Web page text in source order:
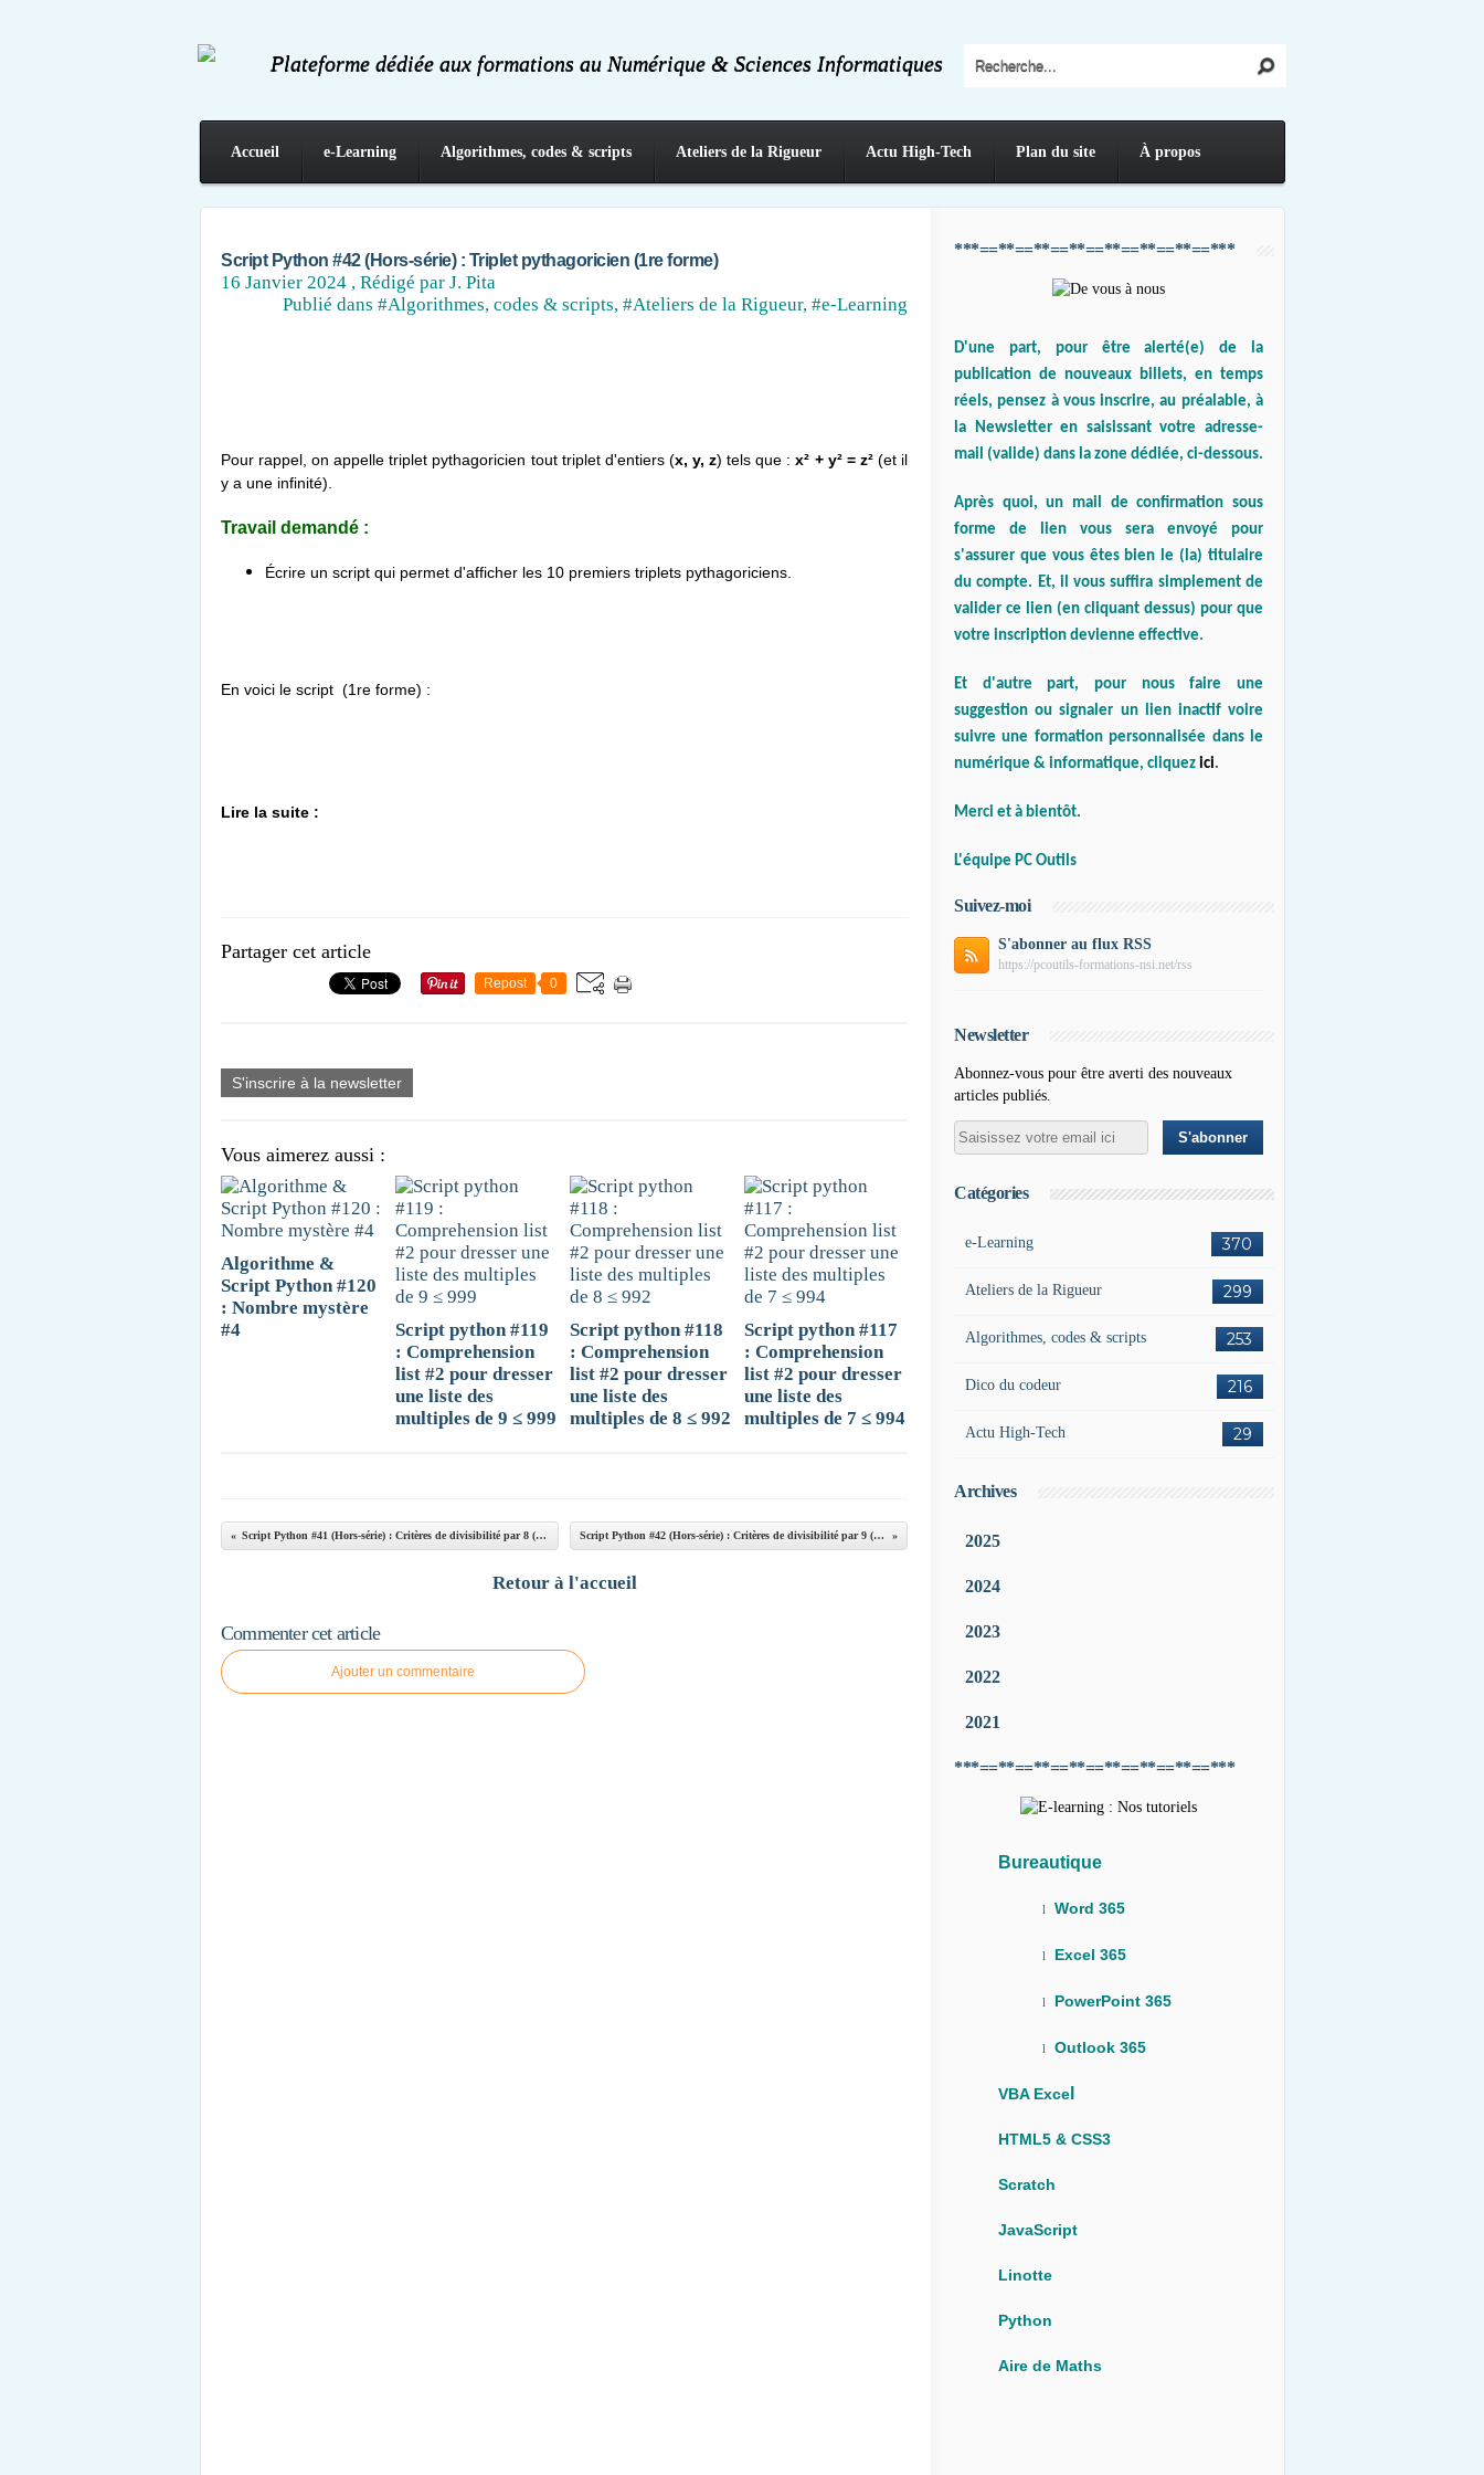
Plateforme dédiée aux formations au Numérique & Sciences Informatiques
Accueil e-Learning Algorithmes, codes & scripts Ateliers de la Rigueur Actu High-Tech Plan du site À propos
Script Python #42 (Hors-série) : Triplet pythagoricien (1re forme)
16 Janvier 2024 , Rédigé par J. Pita
Publié dans #Algorithmes, codes & scripts, #Ateliers de la Rigueur, #e-Learning
Pour rappel, on appelle triplet pythagoricien tout triplet d'entiers (x, y, z) tels que :x² + y² = z² (et il
y a une infinité).
Travail demandé :
Écrire un script qui permet d'afficher les 10 premiers triplets pythagoriciens.
En voici le script (1re forme) :
Lire la suite :
Partager cet article
Repost 0
S'inscrire à la newsletter
Vous aimerez aussi :
Algorithme &
Script Python #120
: Nombre mystère
#4
Script python #119
: Comprehension
list #2 pour dresser
une liste des
multiples de 9 ≤ 999
Script python #118
: Comprehension
list #2 pour dresser
une liste des
multiples de 8 ≤ 992
Script python #117
: Comprehension
list #2 pour dresser
une liste des
multiples de 7 ≤ 994
Script Python #41 (Hors-série) : Critères de divisibilité par 8 (version 2) Script Python #42 (Hors-série) : Critères de divisibilité par 9 (version 2)
Retour à l'accueil
Commenter cet article
Ajouter un commentaire
***==**==**==**==**==**==**==***
D'une part, pour être alerté(e) de la
publication de nouveaux billets, en temps
réels, pensez à vous inscrire, au préalable, à
la Newsletter en saisissant votre adresse-
mail (valide) dans la zone dédiée, ci-dessous.
Après quoi, un mail de confirmation sous
forme de lien vous sera envoyé pour
s'assurer que vous êtes bien le (la) titulaire
du compte. Et, il vous suffira simplement de
valider ce lien (en cliquant dessus) pour que
votre inscription devienne effective.
Et d'autre part, pour nous faire une
suggestion ou signaler un lien inactif voire
suivre une formation personnalisée dans le
numérique & informatique, cliquez ici.
Merci et à bientôt.
L'équipe PC Outils
Suivez-moi
S'abonner au flux RSS
https://pcoutils-formations-nsi.net/rss
Newsletter
Abonnez-vous pour être averti des nouveaux
articles publiés.
Catégories
370
e-Learning
299
Ateliers de la Rigueur
253
Algorithmes, codes & scripts
216
Dico du codeur
29
Actu High-Tech
Archives
2025
2024
2023
2022
2021
***==**==**==**==**==**==**==***
Bureautique
l Word 365
l Excel 365
l PowerPoint 365
l Outlook 365
VBA Exce
HTML5 & CSS3
Scratch
JavaScript
Linotte
Python
Aire de Maths